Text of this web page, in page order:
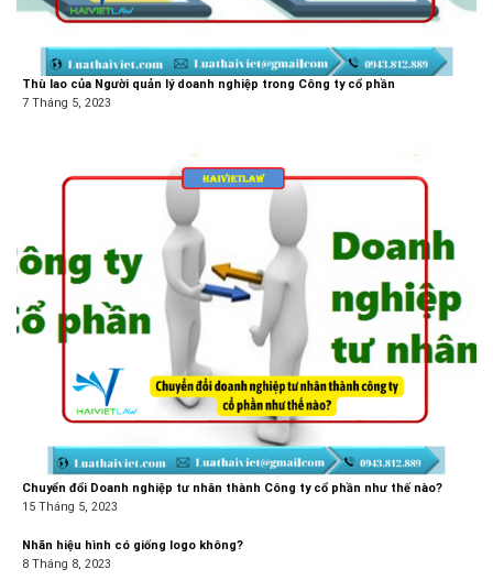
Thù lao của Người quản lý doanh nghiệp trong Công ty cổ phần
7 Tháng 5, 2023
Chuyển đổi Doanh nghiệp tư nhân thành Công ty cổ phần như thế nào?
15 Tháng 5, 2023
Nhãn hiệu hình có giống logo không?
8 Tháng 8, 2023